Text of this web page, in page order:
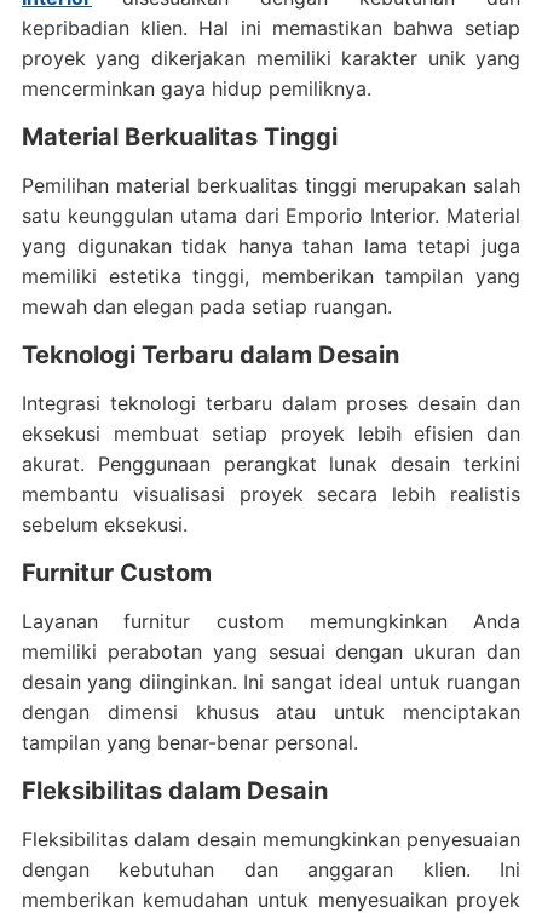
kepribadian klien. Hal ini memastikan bahwa setiap
proyek yang dikerjakan memiliki karakter unik yang
mencerminkan gaya hidup pemiliknya.
Material Berkualitas Tinggi
Pemilihan material berkualitas tinggi merupakan salah
satu keunggulan utama dari Emporio Interior. Material
yang digunakan tidak hanya tahan lama tetapi juga
memiliki estetika tinggi, memberikan tampilan yang
mewah dan elegan pada setiap ruangan.
Teknologi Terbaru dalam Desain
Integrasi teknologi terbaru dalam proses desain dan
eksekusi membuat setiap proyek lebih efisien dan
akurat. Penggunaan perangkat lunak desain terkini
membantu visualisasi proyek secara lebih realistis
sebelum eksekusi.
Furnitur Custom
Layanan furnitur custom memungkinkan Anda
memiliki perabotan yang sesuai dengan ukuran dan
desain yang diinginkan. Ini sangat ideal untuk ruangan
dengan dimensi khusus atau untuk menciptakan
tampilan yang benar-benar personal.
Fleksibilitas dalam Desain
Fleksibilitas dalam desain memungkinkan penyesuaian
dengan kebutuhan dan anggaran klien. Ini
memberikan kemudahan untuk menyesuaikan proyek